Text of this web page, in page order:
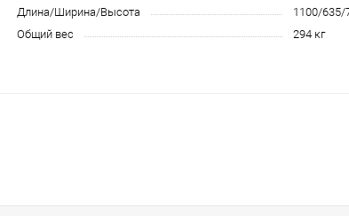
Длина/Ширина/Высота
1100/
Общий вес
294 кг